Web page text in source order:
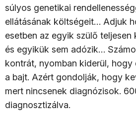
súlyos genetikai
ellátásának költségeit… Adjuk
esetben az egyik szülő teljesen
és egyikük sem adózik…
kontrát, nyomban kiderül, hogy
a bajt. Azért gondolják, hogy
mert nincsenek diagnózisok.
diagnosztizálva.